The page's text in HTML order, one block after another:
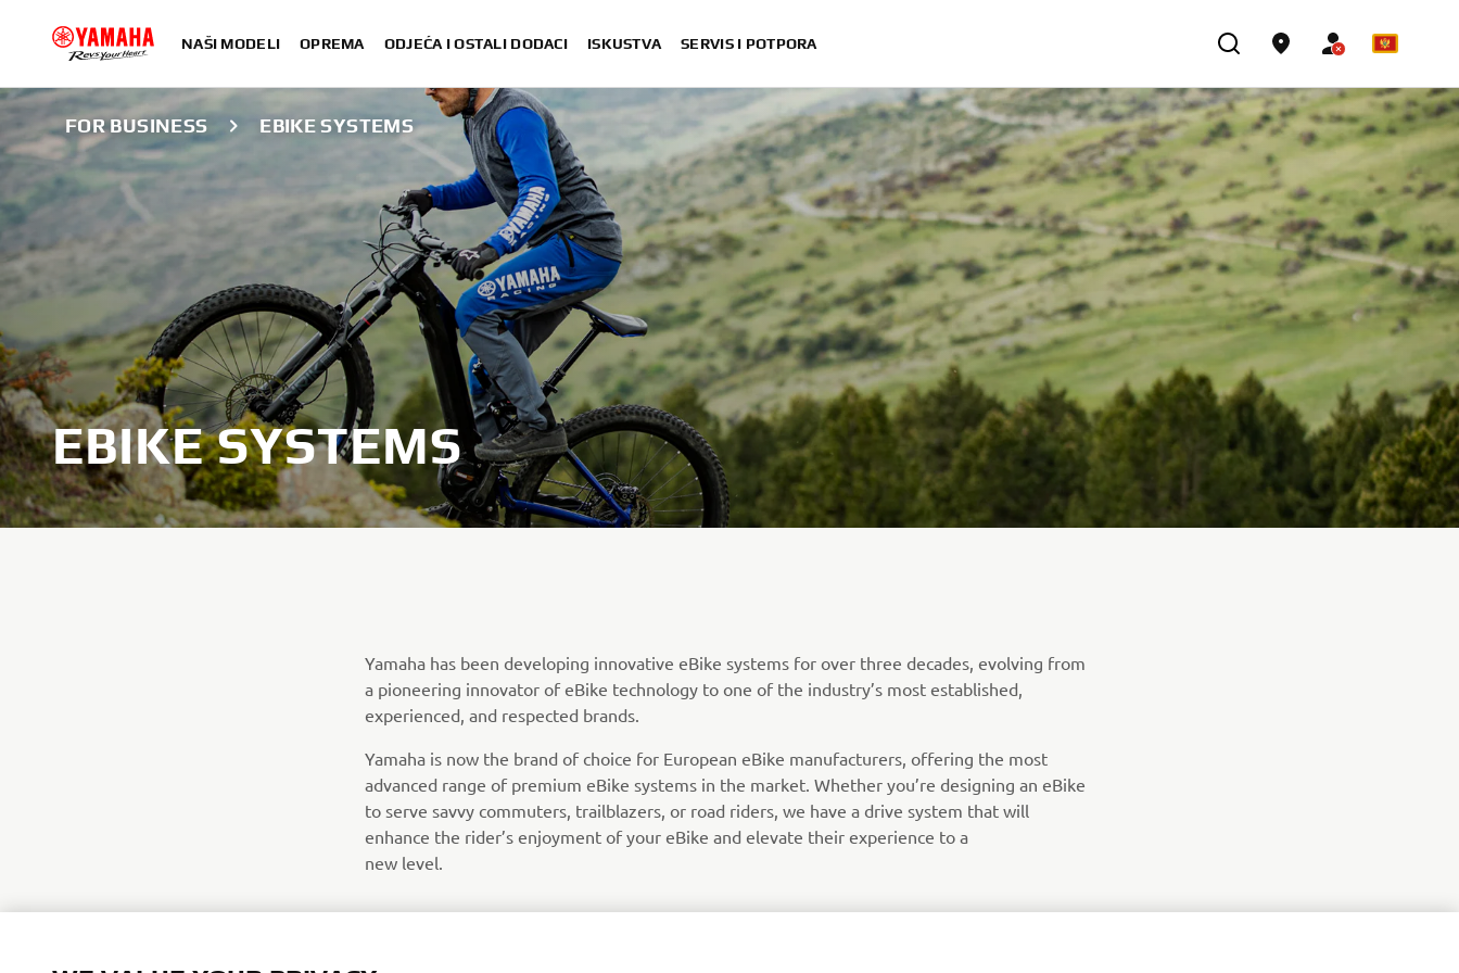
NAŠI MODELI OPREMA ODJEĆA I OSTALI DODACI ISKUSTVA SERVIS I POTPORA
FOR BUSINESS EBIKE SYSTEMS
EBIKE SYSTEMS
Yamaha has been developing innovative eBike systems for over three decades, evolving from
a pioneering innovator of eBike technology to one of the industry’s most established,
experienced, and respected brands.
Yamaha is now the brand of choice for European eBike manufacturers, offering the most
advanced range of premium eBike systems in the market. Whether you’re designing an eBike
to serve savvy commuters, trailblazers, or road riders, we have a drive system that will
enhance the rider’s enjoyment of your eBike and elevate their experience to a
new level.